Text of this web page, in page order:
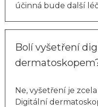
účinná bude další
Bolí vyšetření
Ne, vyšetření je
Digitální